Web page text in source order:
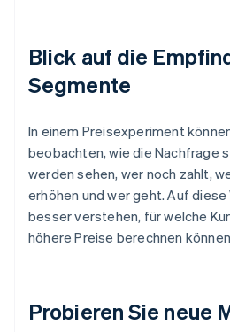
Blick auf die
Segmente
In einem Preisexperiment
beobachten, wie die Nachfrage
werden sehen, wer noch zahlt,
erhöhen und wer geht. Auf diese
besser verstehen, für welche
höhere Preise berechnen
Probieren Sie neue